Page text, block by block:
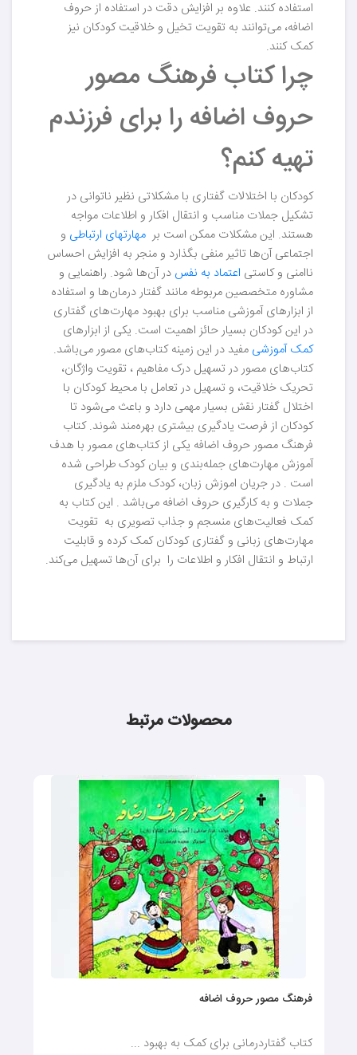
استفاده کنند. علاوه بر افزایش دقت در استفاده از حروف
اضافه، می‌توانند به تقویت تخیل و خلاقیت کودکان نیز
کمک کنند.
چرا کتاب فرهنگ مصور
حروف اضافه را برای فرزندم
تهیه کنم؟
کودکان با اختلالات گفتاری با مشکلاتی نظیر ناتوانی در
تشکیل جملات مناسب و انتقال افکار و اطلاعات مواجه
هستند. این مشکلات ممکن است بر مهارتهای ارتباطی و
اجتماعی آن‌ها تاثیر منفی بگذارد و منجر به افزایش احساس
ناامنی و کاستی اعتماد به نفس در آن‌ها شود. راهنمایی و
مشاوره متخصصین مربوطه مانند گفتار درمان‌ها و استفاده
از ابزارهای آموزشی مناسب برای بهبود مهارت‌های گفتاری
در این کودکان بسیار حائز اهمیت است. یکی از ابزارهای
کمک آموزشی مفید در این زمینه کتاب‌های مصور می‌باشد.
کتاب‌های مصور در تسهیل درک مفاهیم ، تقویت واژگان،
تحریک خلاقیت، و تسهیل در تعامل با محیط کودکان با
اختلال گفتار نقش بسیار مهمی دارد و باعث می‌شود تا
کودکان از فرصت یادگیری بیشتری بهره‌مند شوند. کتاب
فرهنگ مصور حروف اضافه یکی از کتاب‌های مصور با هدف
آموزش مهارت‌های جمله‌بندی و بیان کودک طراحی شده
است . در جریان اموزش زبان، کودک ملزم به یادگیری
جملات و به کارگیری حروف اضافه می‌باشد . این کتاب به
کمک فعالیت‌های منسجم و جذاب تصویری به تقویت
مهارت‌‌های زبانی و گفتاری کودکان کمک کرده و قابلیت
ارتباط و انتقال افکار و اطلاعات را برای آن‌ها تسهیل می‌کند.
محصولات مرتبط
فرهنگ مصور حروف اضافه
کتاب گفتاردرمانی برای کمک به بهبود ...